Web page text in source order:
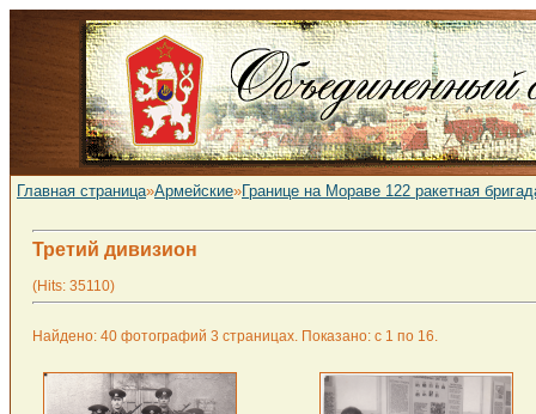
Главная страница»Армейские»Границе на Мораве 122 ракетная
Третий дивизион
(Hits: 35110)
Найдено: 40 фотографий 3 страницах. Показано: с 1 по 16.